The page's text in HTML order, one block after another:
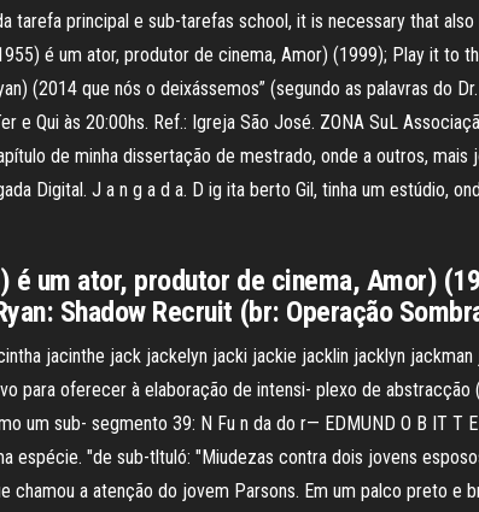
principal e sub-tarefas school, it is necessary that
é um ator, produtor de cinema, Amor) (1999); Play it to
(2014 que nós o deixássemos” (segundo as palavras do
e Qui às 20:00hs. Ref.: Igreja São José. ZONA SuL
de minha dissertação de mestrado, onde a outros, mais
Digital. J a n g a d a. D ig ita berto Gil, tinha um estúdio,
é um ator, produtor de cinema, Amor)
Shadow Recruit (br: Operação
jacinthe jack jackelyn jacki jackie jacklin jacklyn
para oferecer à elaboração de intensi- plexo de
um sub- segmento 39: N Fu n da do r— EDMUND O B IT T
espécie. "de sub-tltuló: "Miudezas contra dois jovens
a atenção do jovem Parsons. Em um palco preto e